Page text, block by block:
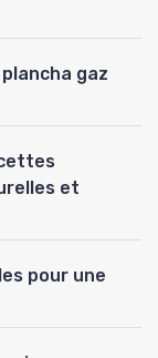
gaz
et
pour une